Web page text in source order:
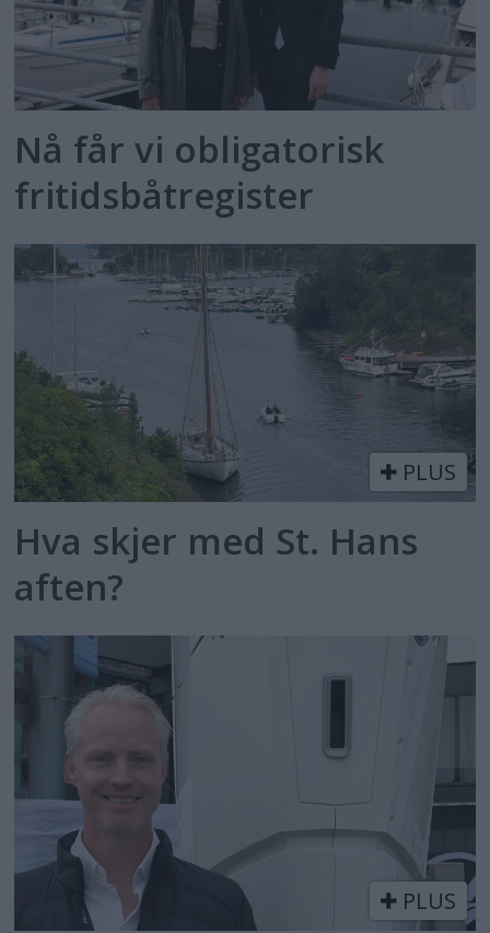
Nå får vi obligatorisk
fritidsbåtregister
PLUS
Hva skjer med St. Hans
aften?
PLUS